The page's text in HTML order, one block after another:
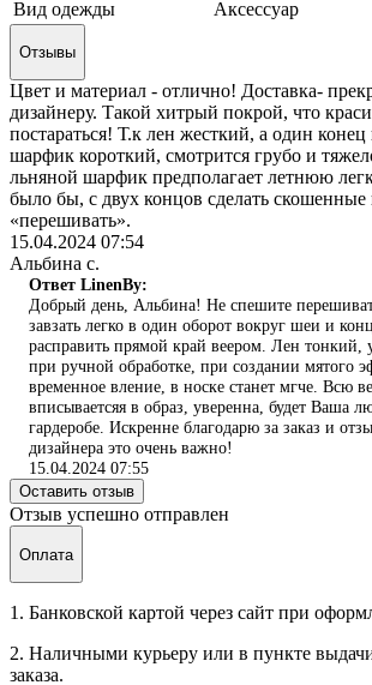
Вид одежды
Аксессуар
Отзывы
Цвет и материал - отлично! Доставка-
дизайнеру. Такой хитрый покрой, что
постараться! Т.к лен жесткий, а один
шарфик короткий, смотрится грубо и
льняной шарфик предполагает летнюю
было бы, с двух концов сделать скошенные
«перешивать».
15.04.2024 07:54
Альбина с.
Ответ LinenBy:
Добрый день, Альбина! Не спешите
завзать легко в один оборот вокруг шеи и
расправить прямой край веером. Лен тонкий,
при ручной обработке, при создании мятого
временное вление, в носке станет мгче. Всю
вписываетсяя в образ, уверенна, будет Ваша
гардеробе. Искренне благодарю за заказ и
дизайнера это очень важно!
15.04.2024 07:55
Оставить отзыв
Отзыв успешно отправлен
Оплата
1. Банковской картой через сайт при
2. Наличными курьеру или в пункте
заказа.